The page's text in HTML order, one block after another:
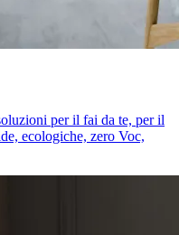
per il fai da te, per il
ecologiche, zero Voc,